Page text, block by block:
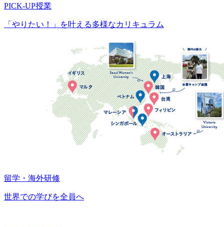
PICK-UP授業
「やりたい！」を叶える多様なカリキュラム
留学・海外研修
世界での学びを全員へ